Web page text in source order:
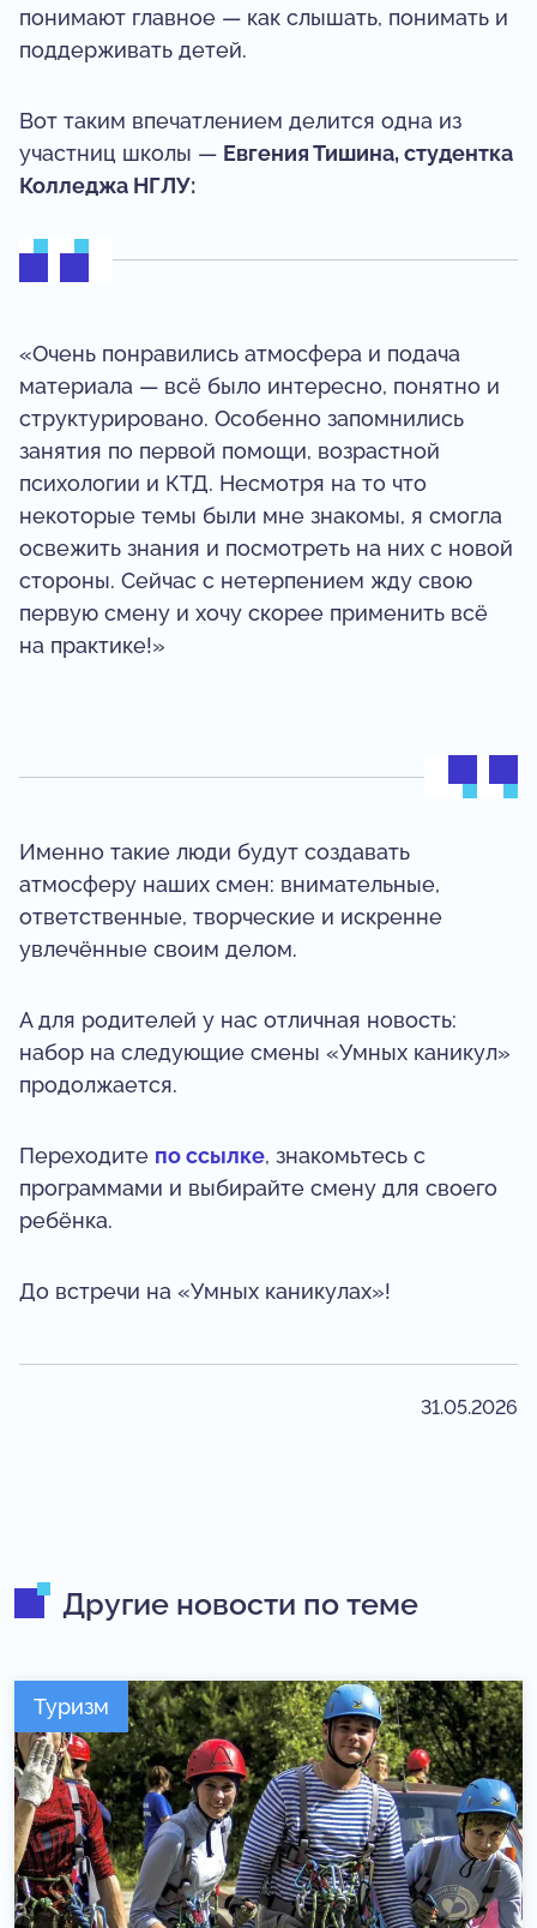
понимают главное — как слышать, понимать и
поддерживать детей.
Вот таким впечатлением делится одна из
участниц школы — Евгения Тишина, студентка
Колледжа НГЛУ:
«Очень понравились атмосфера и подача
материала — всё было интересно, понятно и
структурировано. Особенно запомнились
занятия по первой помощи, возрастной
психологии и КТД. Несмотря на то что
некоторые темы были мне знакомы, я смогла
освежить знания и посмотреть на них с новой
стороны. Сейчас с нетерпением жду свою
первую смену и хочу скорее применить всё
на практике!»
Именно такие люди будут создавать
атмосферу наших смен: внимательные,
ответственные, творческие и искренне
увлечённые своим делом.
А для родителей у нас отличная новость:
набор на следующие смены «Умных каникул»
продолжается.
Переходите по ссылке, знакомьтесь с
программами и выбирайте смену для своего
ребёнка.
До встречи на «Умных каникулах»!
31.05.2026
Другие новости по теме
Туризм